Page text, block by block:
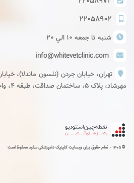
۲۲۰۵۸۹۰۲
شنبه تا جمعه ١٠ الي ٢٠
info@whitevetclinic.com
تهران، خیابان جردن (نلسون ماندلا)،
مهرشاد، پلاک ۵، ساختمان صداقت، طبقه ۴، واحد ۲
©
1405 - تمام حقوق برای وبسایت کلینیک دامپزشکی سفید محفوظ است